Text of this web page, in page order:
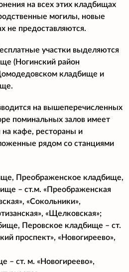
на всех этих кладбищах
могилы, новые
не предоставляются.
участки выделяются
(Ногинский район
кладбище и
на вышеперечисленных
поминальных залов имеет
на кафе, рестораны и
рядом со станциями
Преображенское кладбище,
– ст.м. «Преображенская
«Сокольники»,
«Щелковская»;
Перовское кладбище – ст.
проспект», «Новогиреево»,
– ст. м. «Новогиреево»,